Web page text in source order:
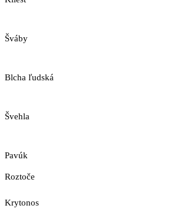
Šváby
Blcha ľudská
Švehla
Pavúk
Roztoče
Krytonos